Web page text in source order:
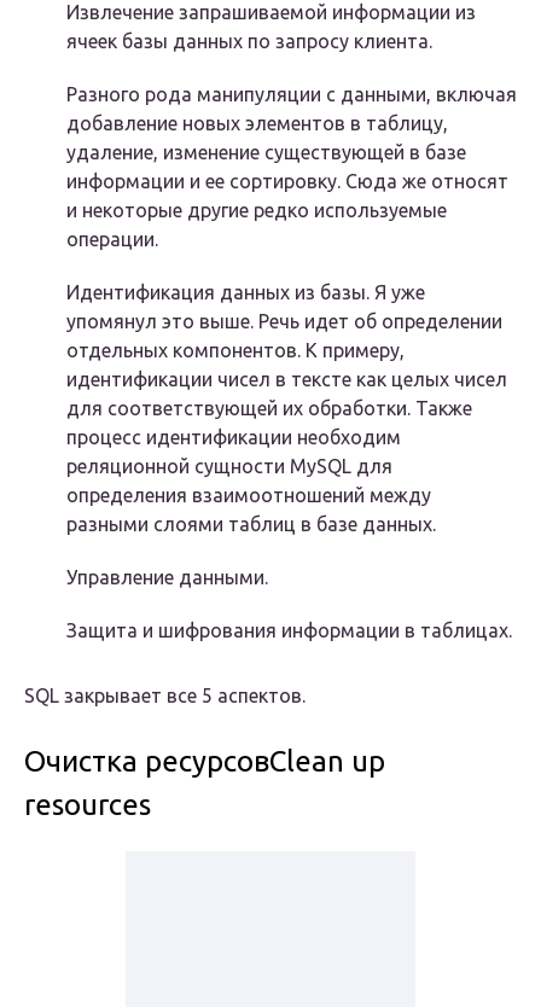
Извлечение запрашиваемой информации из
ячеек базы данных по запросу клиента.
Разного рода манипуляции с данными, включая
добавление новых элементов в таблицу,
удаление, изменение существующей в базе
информации и ее сортировку. Сюда же относят
и некоторые другие редко используемые
операции.
Идентификация данных из базы. Я уже
упомянул это выше. Речь идет об определении
отдельных компонентов. К примеру,
идентификации чисел в тексте как целых чисел
для соответствующей их обработки. Также
процесс идентификации необходим
реляционной сущности MySQL для
определения взаимоотношений между
разными слоями таблиц в базе данных.
Управление данными.
Защита и шифрования информации в таблицах.
SQL закрывает все 5 аспектов.
Очистка ресурсовClean up
resources